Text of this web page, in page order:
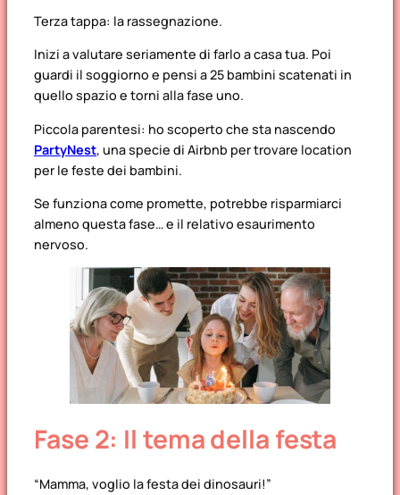
Terza tappa: la rassegnazione.
Inizi a valutare seriamente di farlo a casa tua. Poi
guardi il soggiorno e pensi a 25 bambini scatenati in
quello spazio e torni alla fase uno.
Piccola parentesi: ho scoperto che sta nascendo
PartyNest, una specie di Airbnb per trovare location
per le feste dei bambini.
Se funziona come promette, potrebbe risparmiarci
almeno questa fase… e il relativo esaurimento
nervoso.
Fase 2: Il tema della festa
“Mamma, voglio la festa dei dinosauri!”